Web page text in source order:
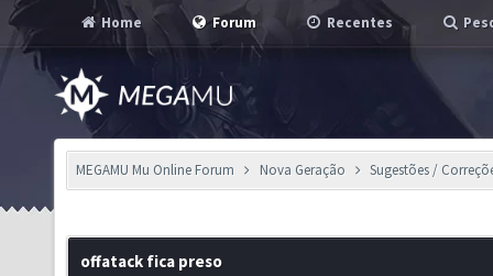
Home Forum Recentes
MEGAMU Mu Online Forum Nova Geração Sugestões /
offatack fica preso